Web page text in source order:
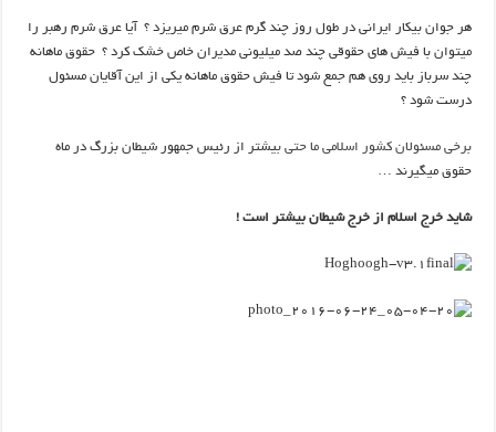
هر جوان بیکار ایرانی در طول روز چند گرم عرق شرم میریزد ؟ آیا عرق شرم رهبر را
میتوان با فیش های حقوقی چند صد میلیونی مدیران خاص خشک کرد ؟ حقوق ماهانه
چند سرباز باید روی هم جمع شود تا فیش حقوق ماهانه یکی از این آقایان مسئول
درست شود ؟
برخی مسئولان کشور اسلامی ما حتی بیشتر از رئیس جمهور شیطان بزرگ در ماه
حقوق میگیرند …
شاید خرج اسلام از خرج شیطان بیشتر است !